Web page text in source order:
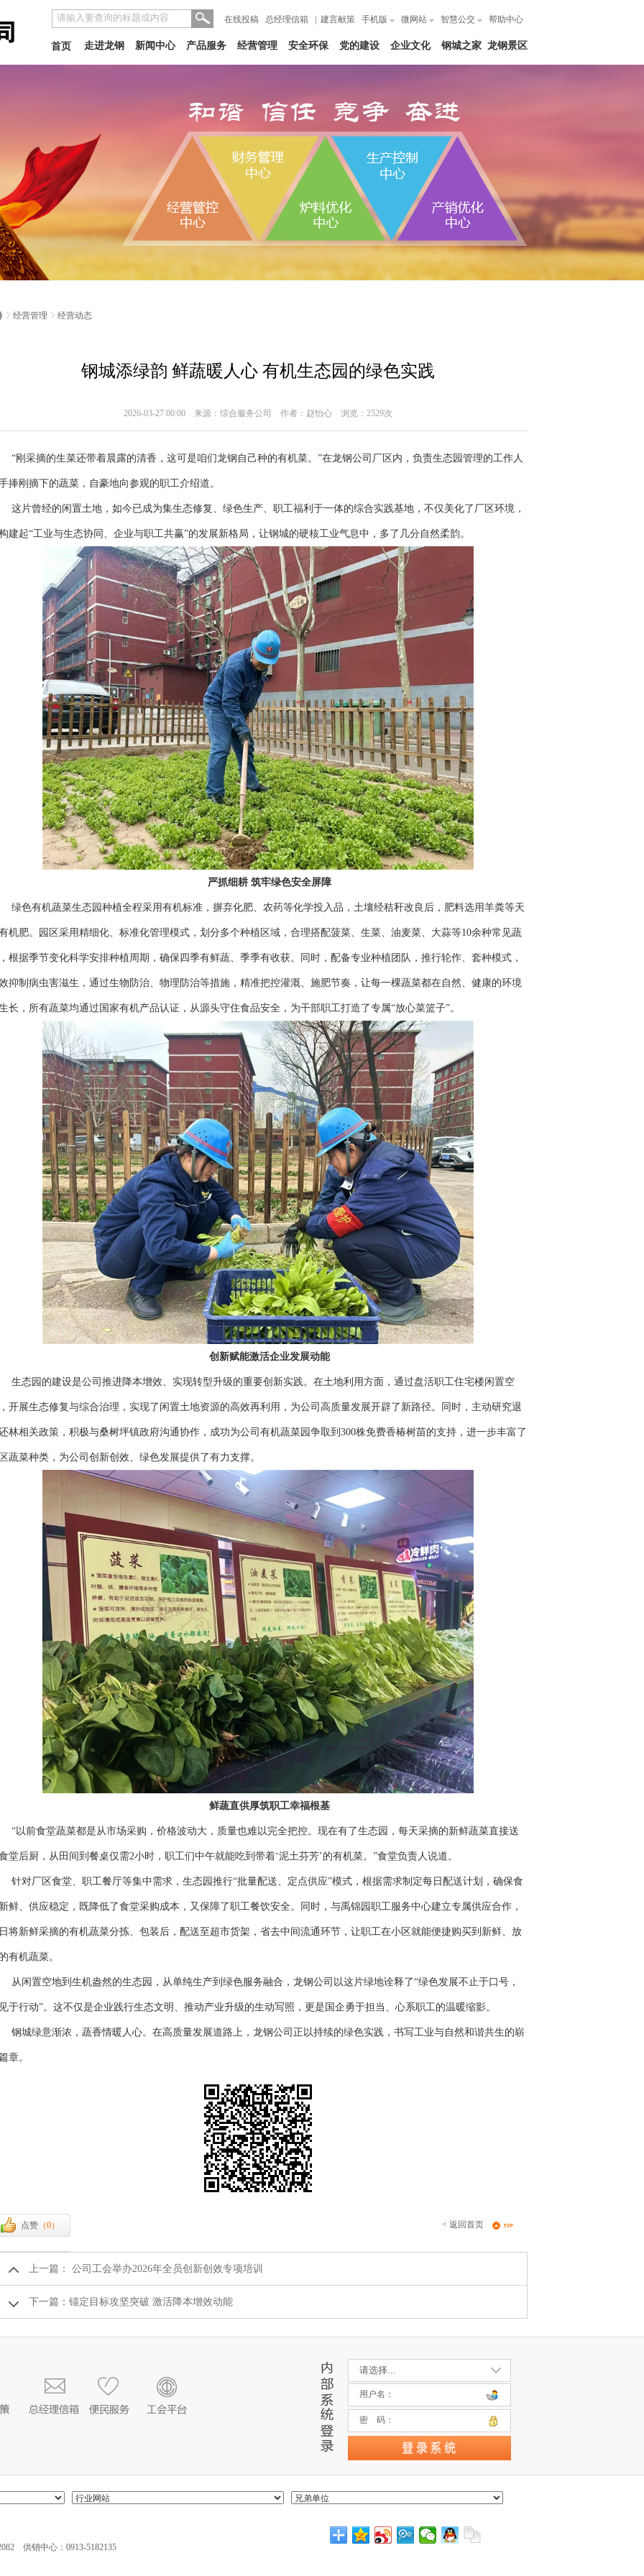
在线投稿 总经理信箱 建言献策 手机版 微网站 智慧公交 帮助中心
龙钢景区
钢城之家
企业文化
党的建设
安全环保
经营管理
产品服务
新闻中心
走进龙钢
首页
经营管理 经营动态
钢城添绿韵 鲜蔬暖人心 有机生态园的绿色实践
2026-03-27 00:00 来源：综合服务公司 作者：赵怡心 浏览：2529次
采摘的生菜还带着晨露的清香，这可是咱们龙钢自己种的有机菜。”在龙钢公司厂区内，负责生态园管理的工作人
捧刚摘下的蔬菜，自豪地向参观的职工介绍道。
曾经的闲置土地，如今已成为集生态修复、绿色生产、职工福利于一体的综合实践基地，不仅美化了厂区环境，
建起“工业与生态协同、企业与职工共赢”的发展新格局，让钢城的硬核工业气息中，多了几分自然柔韵。
严抓细耕 筑牢绿色安全屏障
有机蔬菜生态园种植全程采用有机标准，摒弃化肥、农药等化学投入品，土壤经秸秆改良后，肥料选用羊粪等天
机肥。园区采用精细化、标准化管理模式，划分多个种植区域，合理搭配菠菜、生菜、油麦菜、大蒜等10余种常见蔬
根据季节变化科学安排种植周期，确保四季有鲜蔬、季季有收获。同时，配备专业种植团队，推行轮作、套种模式，
抑制病虫害滋生，通过生物防治、物理防治等措施，精准把控灌溉、施肥节奏，让每一棵蔬菜都在自然、健康的环境
长，所有蔬菜均通过国家有机产品认证，从源头守住食品安全，为干部职工打造了专属“放心菜篮子”。
创新赋能激活企业发展动能
园的建设是公司推进降本增效、实现转型升级的重要创新实践。在土地利用方面，通过盘活职工住宅楼闲置空
开展生态修复与综合治理，实现了闲置土地资源的高效再利用，为公司高质量发展开辟了新路径。同时，主动研究退
林相关政策，积极与桑树坪镇政府沟通协作，成功为公司有机蔬菜园争取到300株免费香椿树苗的支持，进一步丰富了
蔬菜种类，为公司创新创效、绿色发展提供了有力支撑。
鲜蔬直供厚筑职工幸福根基
前食堂蔬菜都是从市场采购，价格波动大，质量也难以完全把控。现在有了生态园，每天采摘的新鲜蔬菜直接送
堂后厨，从田间到餐桌仅需2小时，职工们中午就能吃到带着‘泥土芬芳’的有机菜。”食堂负责人说道。
厂区食堂、职工餐厅等集中需求，生态园推行“批量配送、定点供应”模式，根据需求制定每日配送计划，确保食
鲜、供应稳定，既降低了食堂采购成本，又保障了职工餐饮安全。同时，与禹锦园职工服务中心建立专属供应合作，
将新鲜采摘的有机蔬菜分拣、包装后，配送至超市货架，省去中间流通环节，让职工在小区就能便捷购买到新鲜、放
有机蔬菜。
置空地到生机盎然的生态园，从单纯生产到绿色服务融合，龙钢公司以这片绿地诠释了“绿色发展不止于口号，
于行动”。这不仅是企业践行生态文明、推动产业升级的生动写照，更是国企勇于担当、心系职工的温暖缩影。
绿意渐浓，蔬香情暖人心。在高质量发展道路上，龙钢公司正以持续的绿色实践，书写工业与自然和谐共生的崭
章。
点赞 （0） < 返回首页
上一篇： 公司工会举办2026年全员创新创效专项培训
下一篇： 锚定目标攻坚突破 激活降本增效动能
用户名：
密 码：
供销中心：0913-5182135